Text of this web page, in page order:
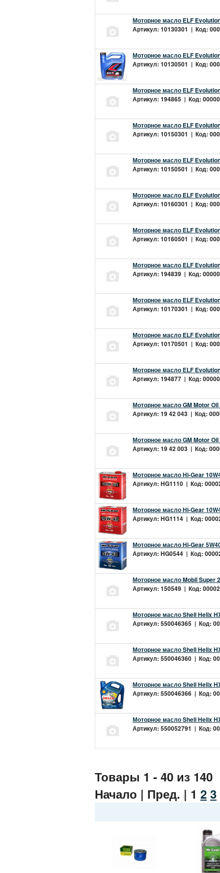
Моторное масло ELF
Артикул: 10130301 | Код:
Моторное масло ELF
Артикул: 10130501 | Код:
Моторное масло ELF
Артикул: 194865 | Код:
Моторное масло ELF
Артикул: 10150301 | Код:
Моторное масло ELF
Артикул: 10150501 | Код:
Моторное масло ELF
Артикул: 10160301 | Код:
Моторное масло ELF
Артикул: 10160501 | Код:
Моторное масло ELF
Артикул: 194839 | Код:
Моторное масло ELF
Артикул: 10170301 | Код:
Моторное масло ELF
Артикул: 10170501 | Код:
Моторное масло ELF
Артикул: 194877 | Код:
Моторное масло GM Motor Oil
Артикул: 19 42 043 | Код:
Моторное масло GM Motor
Артикул: 19 42 003 | Код:
Моторное масло Hi-Gear
Артикул: HG1110 | Код:
Моторное масло Hi-Gear
Артикул: HG1114 | Код:
Моторное масло Hi-Gear
Артикул: HG0544 | Код:
Моторное масло Mobil Super
Артикул: 150549 | Код:
Моторное масло Shell Helix
Артикул: 550046365 | Код:
Моторное масло Shell Helix
Артикул: 550046360 | Код:
Моторное масло Shell Helix
Артикул: 550046366 | Код:
Моторное масло Shell Helix
Артикул: 550052791 | Код:
Товары 1 - 40 из 140
Начало | Пред. | 1 2 3